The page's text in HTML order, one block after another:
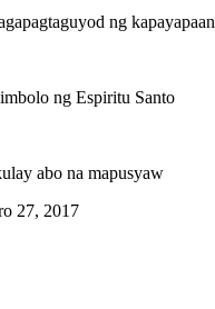
ng kapayapaan
ng Espiritu Santo
abo na mapusyaw
27, 2017